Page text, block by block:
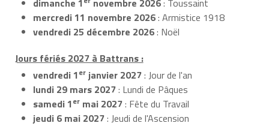
mercredi 11 novembre 2026: Armistice 1918
vendredi 25 décembre 2026: Noël
Jours fériés 2027 à Battrans :
vendredi 1er janvier 2027: Jour de l'an
lundi 29 mars 2027: Lundi de Pâques
samedi 1er mai 2027: Fête du Travail
jeudi 6 mai 2027: Jeudi de l'Ascension